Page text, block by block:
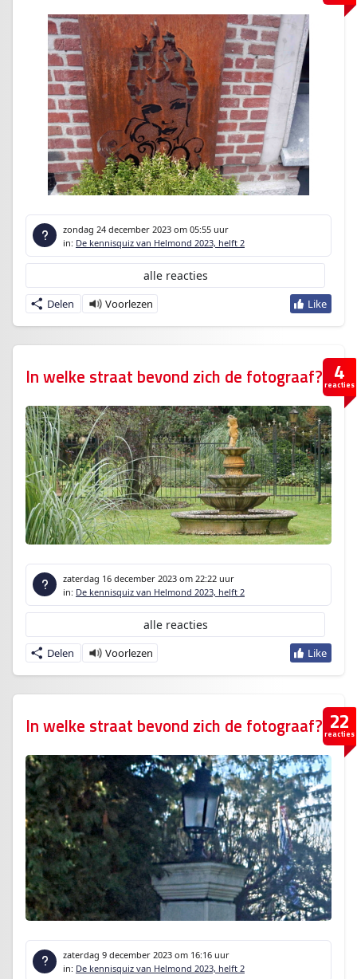
zondag 24 december 2023 om 05:55 uur
in: De kennisquiz van Helmond 2023, helft 2
Delen
alle reacties
4
reacties
In welke straat bevond zich de fotograaf?
zaterdag 16 december 2023 om 22:22 uur
in: De kennisquiz van Helmond 2023, helft 2
Delen
alle reacties
22
reacties
In welke straat bevond zich de fotograaf?
zaterdag 9 december 2023 om 16:16 uur
in: De kennisquiz van Helmond 2023, helft 2